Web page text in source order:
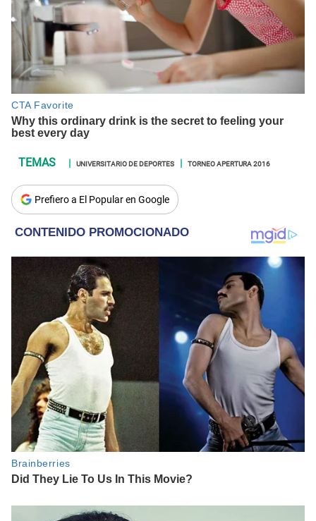
UNIVERSITARIO DE DEPORTES TORNEO APERTURA 2016
Prefiero a El Popular en Google